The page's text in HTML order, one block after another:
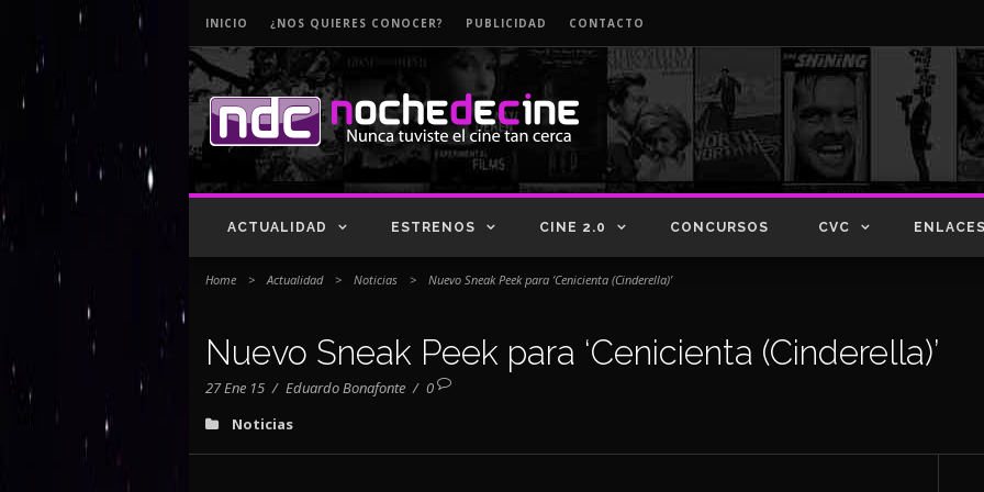
INICIO ¿NOS QUIERES CONOCER? PUBLICIDAD CONTACTO
ACTUALIDAD ESTRENOS CINE 2.0 CONCURSOS CVC
Home > Actualidad > Noticias > Nuevo Sneak Peek para ‘Cenicienta (Cinderella)’
Nuevo Sneak Peek para ‘Cenicienta (Cinderella)’
27 Ene 15 / Eduardo Bonafonte / 0
Noticias